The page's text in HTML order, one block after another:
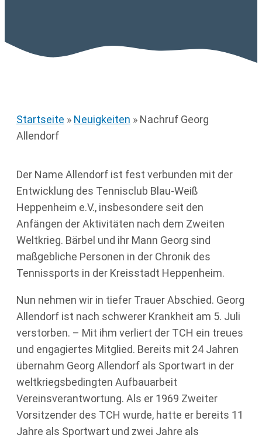
Startseite » Neuigkeiten » Nachruf Georg
Allendorf
Der Name Allendorf ist fest verbunden mit der
Entwicklung des Tennisclub Blau-Weiß
Heppenheim e.V., insbesondere seit den
Anfängen der Aktivitäten nach dem Zweiten
Weltkrieg. Bärbel und ihr Mann Georg sind
maßgebliche Personen in der Chronik des
Tennissports in der Kreisstadt Heppenheim.
Nun nehmen wir in tiefer Trauer Abschied. Georg
Allendorf ist nach schwerer Krankheit am 5. Juli
verstorben. – Mit ihm verliert der TCH ein treues
und engagiertes Mitglied. Bereits mit 24 Jahren
übernahm Georg Allendorf als Sportwart in der
weltkriegsbedingten Aufbauarbeit
Vereinsverantwortung. Als er 1969 Zweiter
Vorsitzender des TCH wurde, hatte er bereits 11
Jahre als Sportwart und zwei Jahre als